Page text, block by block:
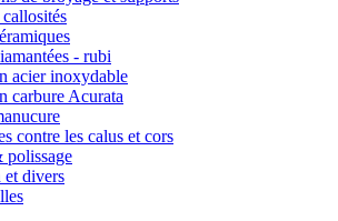
callosités
- rubi
acier inoxydable
carbure Acurata
contre les calus et cors
polissage
et divers